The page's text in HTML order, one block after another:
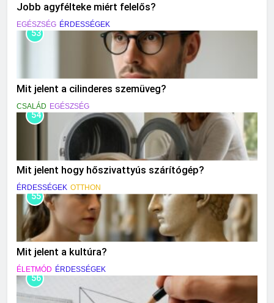
Jobb agyfélteke miért felelős?
EGÉSZSÉG ÉRDESSÉGEK
53
Mit jelent a cilinderes szemüveg?
CSALÁD EGÉSZSÉG
54
Mit jelent hogy hőszivattyús szárítógép?
ÉRDESSÉGEK OTTHON
55
Mit jelent a kultúra?
ÉLETMÓD ÉRDESSÉGEK
56